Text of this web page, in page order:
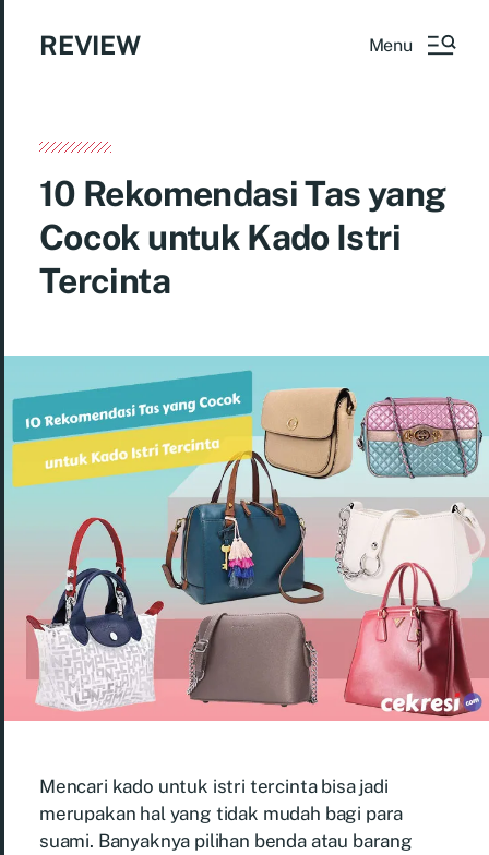
REVIEW Menu
10 Rekomendasi Tas yang
Cocok untuk Kado Istri
Tercinta
Mencari kado untuk istri tercinta bisa jadi
merupakan hal yang tidak mudah bagi para
suami. Banyaknya pilihan benda atau barang